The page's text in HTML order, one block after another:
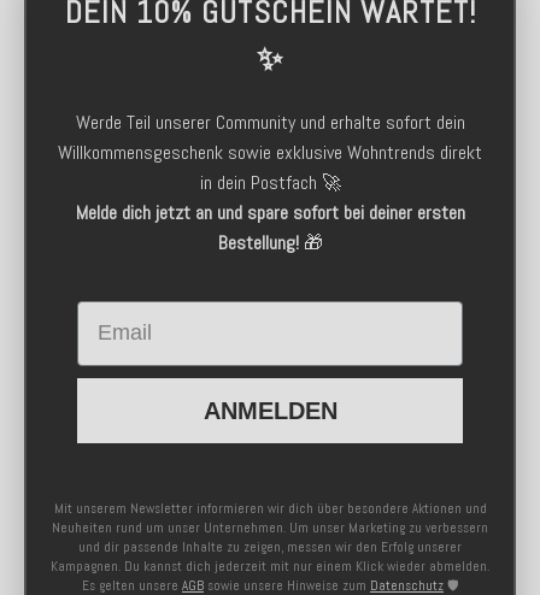
DEIN 10% GUTSCHEIN WARTET!
✨
Werde Teil unserer Community und erhalte sofort dein
Willkommensgeschenk sowie exklusive Wohntrends direkt
in dein Postfach 🚀
Melde dich jetzt an und spare sofort bei deiner ersten
Bestellung!🎁
Email
ANMELDEN
Mit unserem Newsletter informieren wir dich über besondere Aktionen und
Neuheiten rund um unser Unternehmen. Um unser Marketing zu verbessern
und dir passende Inhalte zu zeigen, messen wir den Erfolg unserer
Kampagnen. Du kannst dich jederzeit mit nur einem Klick wieder abmelden.
Es gelten unsere AGB sowie unsere Hinweise zum Datenschutz 🛡️